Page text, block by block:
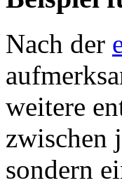
Nach der
weitere
zwischen
sondern